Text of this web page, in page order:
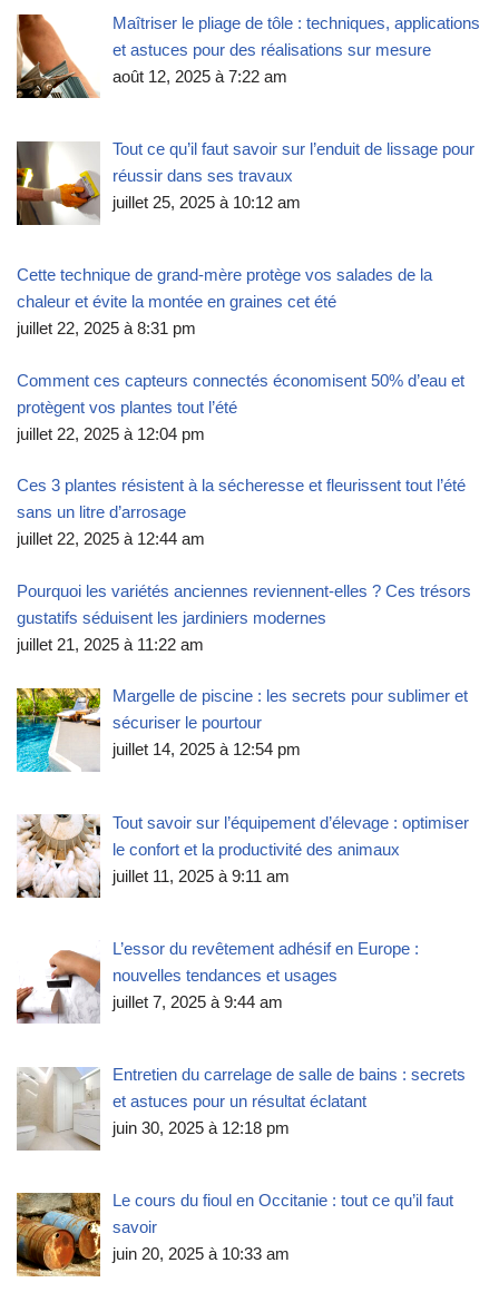
Maîtriser le pliage de tôle : techniques, applications
et astuces pour des réalisations sur mesure
août 12, 2025 à 7:22 am
Tout ce qu’il faut savoir sur l’enduit de lissage pour
réussir dans ses travaux
juillet 25, 2025 à 10:12 am
Cette technique de grand-mère protège vos salades de la
chaleur et évite la montée en graines cet été
juillet 22, 2025 à 8:31 pm
Comment ces capteurs connectés économisent 50% d’eau et
protègent vos plantes tout l’été
juillet 22, 2025 à 12:04 pm
Ces 3 plantes résistent à la sécheresse et fleurissent tout l’été
sans un litre d’arrosage
juillet 22, 2025 à 12:44 am
Pourquoi les variétés anciennes reviennent-elles ? Ces trésors
gustatifs séduisent les jardiniers modernes
juillet 21, 2025 à 11:22 am
Margelle de piscine : les secrets pour sublimer et
sécuriser le pourtour
juillet 14, 2025 à 12:54 pm
Tout savoir sur l’équipement d’élevage : optimiser
le confort et la productivité des animaux
juillet 11, 2025 à 9:11 am
L’essor du revêtement adhésif en Europe :
nouvelles tendances et usages
juillet 7, 2025 à 9:44 am
Entretien du carrelage de salle de bains : secrets
et astuces pour un résultat éclatant
juin 30, 2025 à 12:18 pm
Le cours du fioul en Occitanie : tout ce qu’il faut
savoir
juin 20, 2025 à 10:33 am